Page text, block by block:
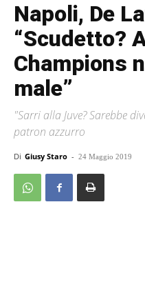
Napoli, De
“Scudetto?
Champions
male”
"Sarri alla Juve? Sarebbe
patron azzurro
Di Giusy Staro - 24 Maggio 2019